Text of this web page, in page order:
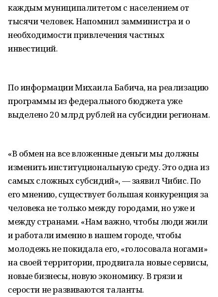
каждым муниципалитетом с населением от
тысячи человек. Напомнил замминистра и о
необходимости привлечения частных
инвестиций.
По информации Михаила Бабича, на реализацию
программы из федерального бюджета уже
выделено 20 млрд рублей на субсидии регионам.
«В обмен на все вложенные деньги мы должны
изменить институциональную среду. Это одна из
самых сложных субсидий», — заявил Чибис. По
его мнению, существует большая конкуренция за
человека не только между городами, но уже и
между странами. «Нам важно, чтобы люди жили
и работали именно в нашем городе, чтобы
молодежь не покидала его, «голосовала ногами»
на своей территории, продвигала новые сервисы,
новые бизнесы, новую экономику. В грязи и
серости не развиваются таланты.